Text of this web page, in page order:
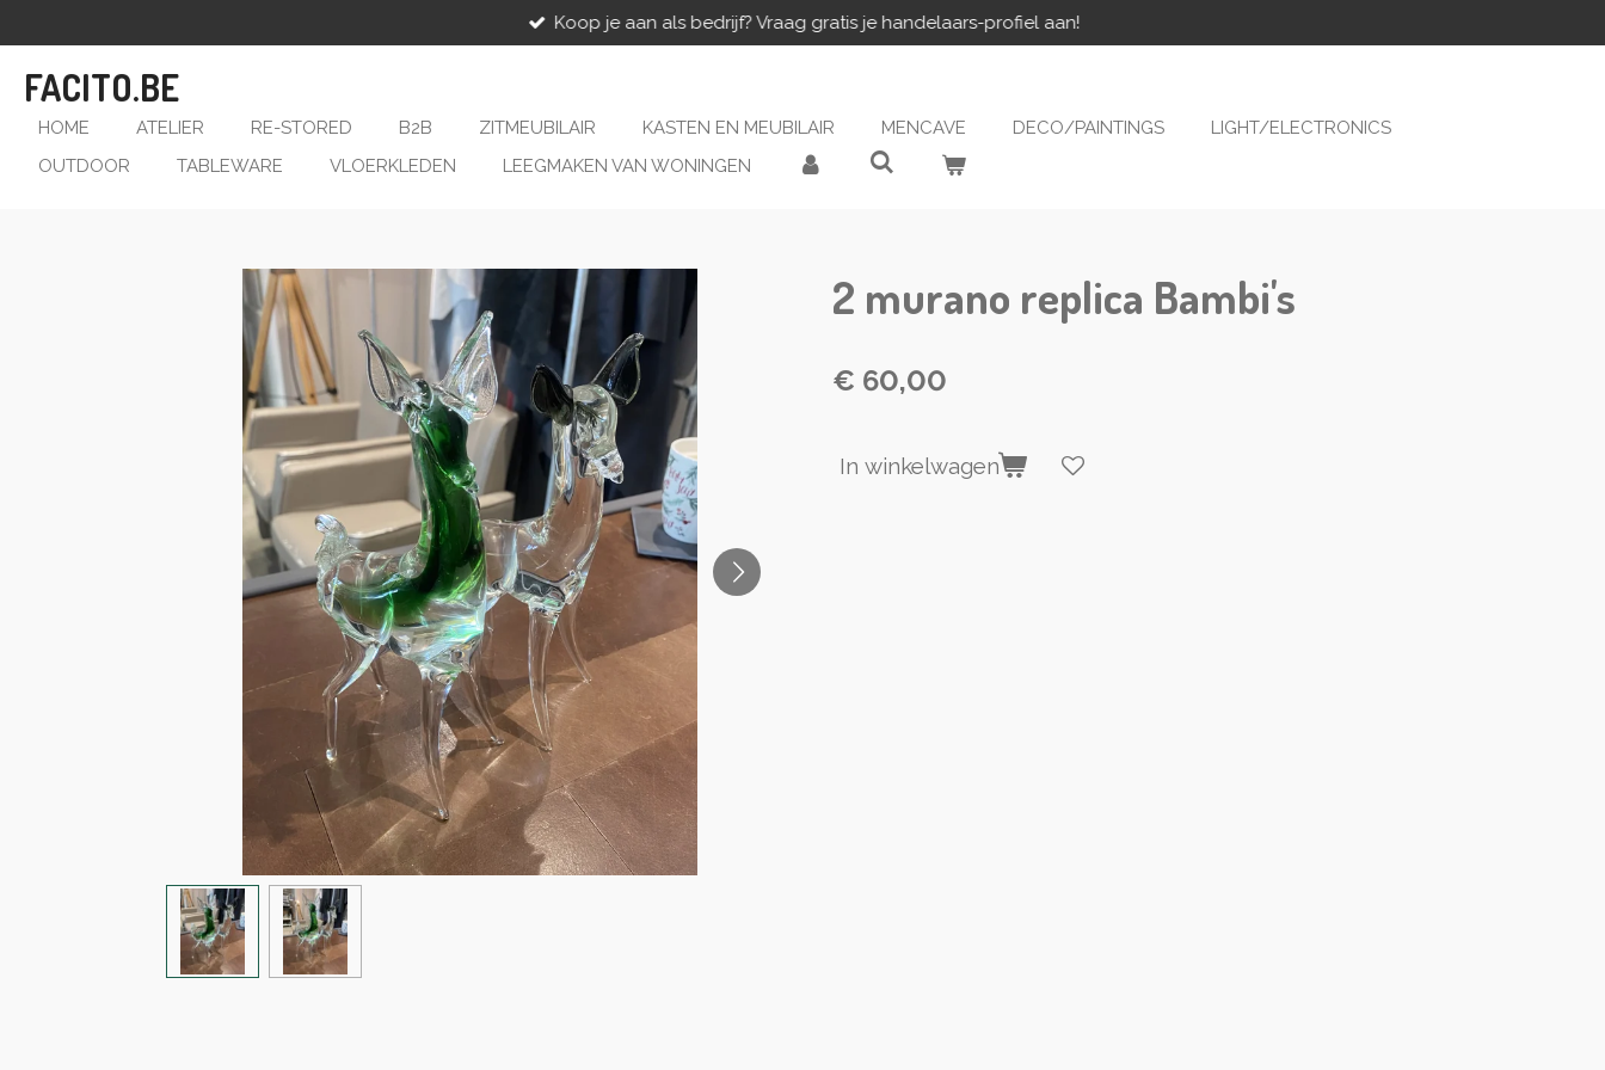
direct
naar
de
hoofdinhoud
Koop je aan als bedrijf? Vraag gratis je handelaars-profiel aan!
FACITO.BE
HOME ATELIER RE-STORED B2B ZITMEUBILAIR KASTEN EN MEUBILAIR MENCAVE DECO/PAINTINGS
LIGHT/ELECTRONICS
OUTDOOR
TABLEWARE VLOERKLEDEN LEEGMAKEN VAN WONINGEN
2 murano replica Bambi's
€ 60,00
In winkelwagen